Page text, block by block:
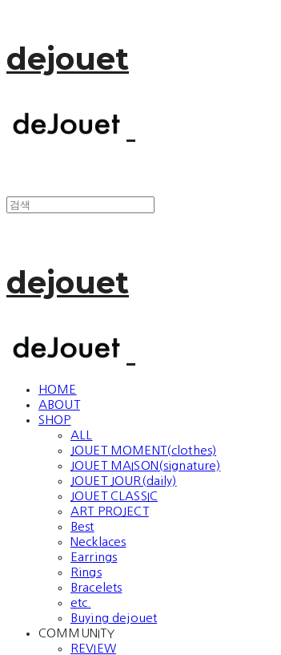
dejouet
dejouet
HOME
ABOUT
SHOP
ALL
JOUET MOMENT(clothes)
JOUET MAISON(signature)
JOUET JOUR(daily)
JOUET CLASSIC
ART PROJECT
Best
Necklaces
Earrings
Rings
Bracelets
etc.
Buying dejouet
COMMUNITY
REVIEW